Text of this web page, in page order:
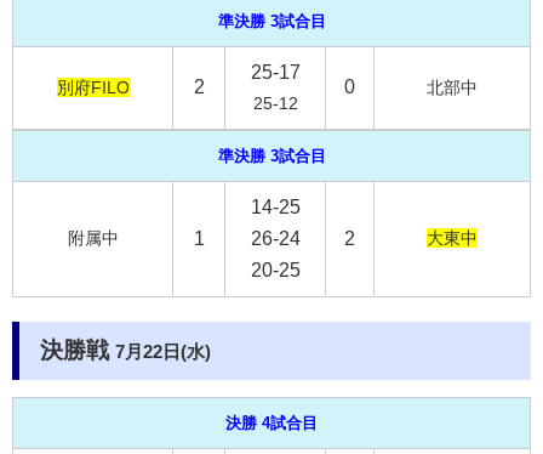
準決勝 3試合目
別府FILO 2
25-17
25-12
0 北部中
準決勝 3試合目
附属中 1
14-25
26-24
20-25
2 大東中
決勝戦 7月22日(水)
決勝 4試合目